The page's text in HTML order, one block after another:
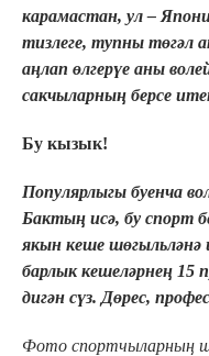
карамастан, ул –
тизлеге, тупны төгәл
аңлап өлгерүе аны
сакчыларның берсе
Бу кызык!
Популярлыгы буенча
Бактың исә, бу спорт
якын кеше шөгыльләнә
барлык кешеләрнең 15
дигән сүз. Дөрес,
Фото спортчыларның